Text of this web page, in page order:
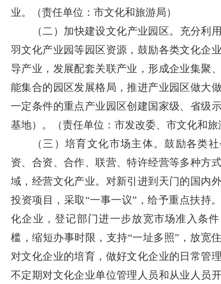
业。
（责任单位：市文化和旅游局）
（二 ）加快建设文化产业园区。 充分利
羽文化产业园等园区资源，鼓励各类文化企
导产业，发展配套关联产业，形成企业集聚
能集合的园区发展格局，推进产业园区做大
一定条件的重点产业园区创建国家级、省级
基地）。
（责任单位：市发改委、市文化和
（三）培育文化市场主体。鼓励各类
资、合资、合作、联营、特许经营等多种方
域 ， 经营文化产业。 对新引进到天门的国内
投资项目 ， 采取 “一事一议” ， 给予重点扶持
化企业，登记部门进一步放宽市场准入条
槛，缩短办事时限，支持“一址多照”，放宽
对文化企业的培育，做好文化企业的日常管
不定期对文化企业单位管理人员和从业人员